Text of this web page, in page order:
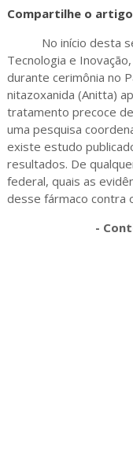
Compartilhe o
No início desta
Tecnologia e
durante cerimônia no
nitazoxanida (Anitta)
tratamento precoce
uma pesquisa
existe estudo
resultados. De
federal, quais as
desse fármaco contra
-